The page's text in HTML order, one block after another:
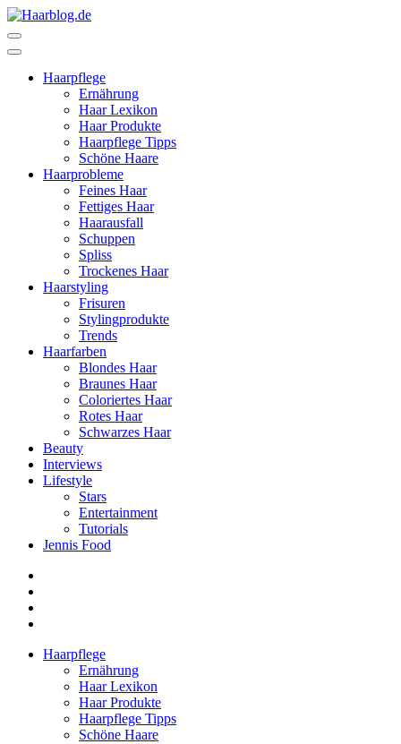
Zum
Inhalt
springen
drücken)Haarpflege
Ernährung
Haar Lexikon
Haar Produkte
Haarpflege Tipps
Schöne Haare
Haarprobleme
Feines Haar
Fettiges Haar
Haarausfall
Schuppen
Spliss
Trockenes Haar
Haarstyling
Frisuren
Stylingprodukte
Trends
Haarfarben
Blondes Haar
Braunes Haar
Coloriertes Haar
Rotes Haar
Schwarzes Haar
Beauty
Interviews
Lifestyle
Stars
Entertainment
Tutorials
Jennis Food
Haarpflege
Ernährung
Haar Lexikon
Haar Produkte
Haarpflege Tipps
Schöne Haare